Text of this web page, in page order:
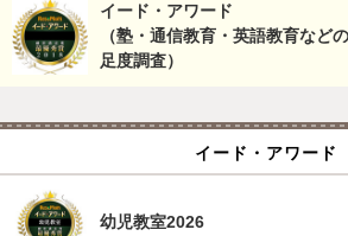
イード・アワード
（塾・通信教育・英語教育など
足度調査）
イード・アワード
幼児教室2026